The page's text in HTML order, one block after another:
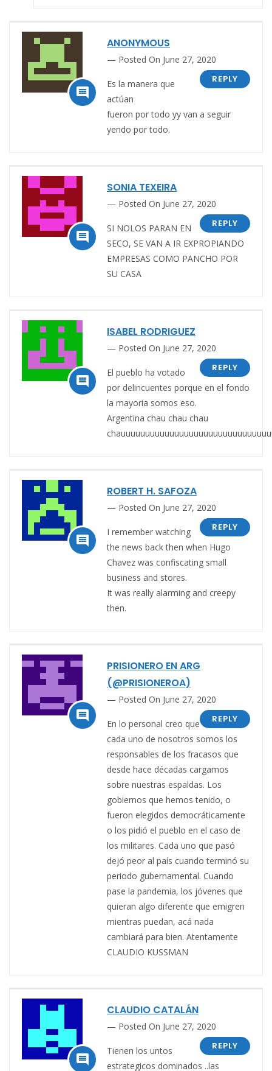

ANONYMOUS
Posted On June 27, 2020
REPLY
Es la manera que
actúan
fueron por todo yy van a seguir
yendo por todo.

SONIA TEXEIRA
Posted On June 27, 2020
REPLY
SI NOLOS PARAN EN
SECO, SE VAN A IR EXPROPIANDO
EMPRESAS COMO PANCHO POR
SU CASA

ISABEL RODRIGUEZ
Posted On June 27, 2020
REPLY
El pueblo ha votado
por delincuentes porque en el fondo
la mayoria somos eso.
Argentina chau chau chau

ROBERT H. SAFOZA
Posted On June 27, 2020
REPLY
I remember watching
the news back then when Hugo
Chavez was confiscating small
business and stores.
It was really alarming and creepy
then.

PRISIONERO EN ARG
(@PRISIONEROA)
Posted On June 27, 2020
REPLY
En lo personal creo que
cada uno de nosotros somos los
responsables de los fracasos que
desde hace décadas cargamos
sobre nuestras espaldas. Los
gobiernos que hemos tenido, o
fueron elegidos democráticamente
o los pidió el pueblo en el caso de
los militares. Cada uno que pasó
dejó peor al país cuando terminó su
periodo gubernamental. Cuando
pase la pandemia, los jóvenes que
quieran algo diferente que emigren
mientras puedan, acá nada
cambiará para bien. Atentamente
CLAUDIO KUSSMAN

CLAUDIO CATALÁN
Posted On June 27, 2020
REPLY
Tienen los untos
estrategicos dominados ..las